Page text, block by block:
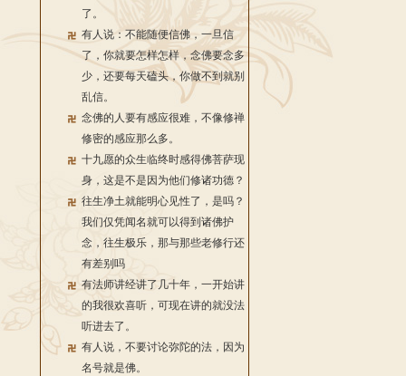
了。
有人说：不能随便信佛，一旦信
了，你就要怎样怎样，念佛要念多
少，还要每天磕头，你做不到就别
乱信。
念佛的人要有感应很难，不像修禅
修密的感应那么多。
十九愿的众生临终时感得佛菩萨现
身，这是不是因为他们修诸功德？
往生净土就能明心见性了，是吗？
我们仅凭闻名就可以得到诸佛护
念，往生极乐，那与那些老修行还
有差别吗
有法师讲经讲了几十年，一开始讲
的我很欢喜听，可现在讲的就没法
听进去了。
有人说，不要讨论弥陀的法，因为
名号就是佛。